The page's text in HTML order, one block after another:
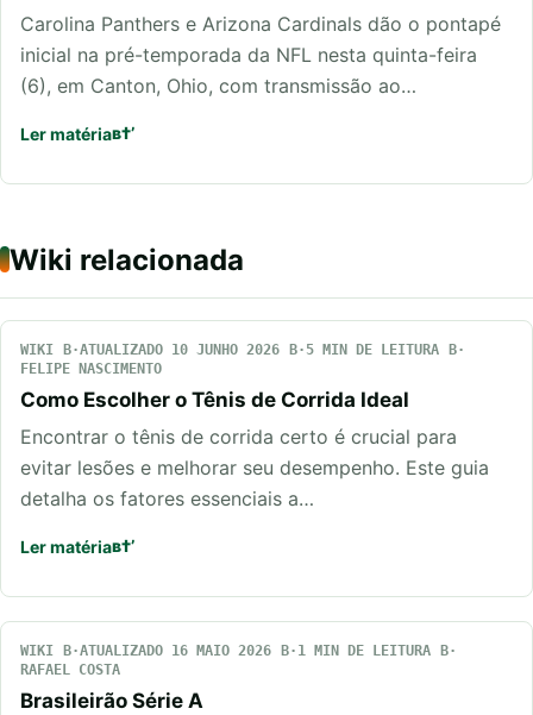
Carolina Panthers e Arizona Cardinals dão o pontapé
inicial na pré-temporada da NFL nesta quinta-feira
(6), em Canton, Ohio, com transmissão ao…
Ler matéria
Wiki relacionada
WIKI ATUALIZADO 10 JUNHO 2026
5 MIN DE LEITURA
FELIPE NASCIMENTO
Como Escolher o Tênis de Corrida Ideal
Encontrar o tênis de corrida certo é crucial para
evitar lesões e melhorar seu desempenho. Este guia
detalha os fatores essenciais a…
Ler matéria
WIKI ATUALIZADO 16 MAIO 2026
1 MIN DE LEITURA
RAFAEL COSTA
Brasileirão Série A